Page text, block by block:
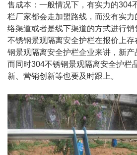
售成本：一般情况下，有实力的304
栏厂家都会走加盟路线，而没有实力
络渠道或者是线下渠道的方式进行
不锈钢景观隔离安全护栏在报价上
钢景观隔离安全护栏企业来讲，新产
而同时304不锈钢景观隔离安全护栏
新、营销创新等也要及时跟上。